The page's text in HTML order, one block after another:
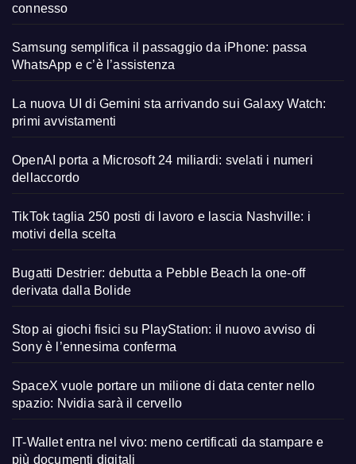
connesso
Samsung semplifica il passaggio da iPhone: passa
WhatsApp e c’è l’assistenza
La nuova UI di Gemini sta arrivando sui Galaxy Watch:
primi avvistamenti
OpenAI porta a Microsoft 24 miliardi: svelati i numeri
dellaccordo
TikTok taglia 250 posti di lavoro e lascia Nashville: i
motivi della scelta
Bugatti Destrier: debutta a Pebble Beach la one-off
derivata dalla Bolide
Stop ai giochi fisici su PlayStation: il nuovo avviso di
Sony è l’ennesima conferma
SpaceX vuole portare un milione di data center nello
spazio: Nvidia sarà il cervello
IT-Wallet entra nel vivo: meno certificati da stampare e
più documenti digitali